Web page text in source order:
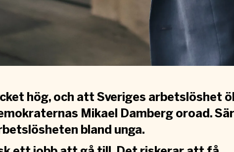
hög, och att Sveriges arbetslöshet
Mikael Damberg oroad.
bland unga.